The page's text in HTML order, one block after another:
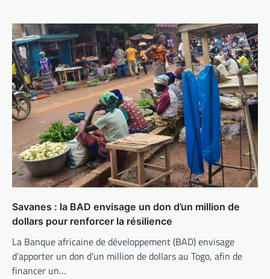
Savanes : la BAD envisage un don d’un million de
dollars pour renforcer la résilience
La Banque africaine de développement (BAD) envisage
d’apporter un don d’un million de dollars au Togo, afin de
financer un…